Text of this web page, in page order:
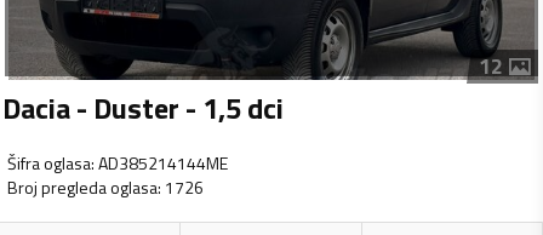
12
Dacia - Duster - 1,5 dci
Šifra oglasa:AD385214144ME
Broj pregleda oglasa: 1726